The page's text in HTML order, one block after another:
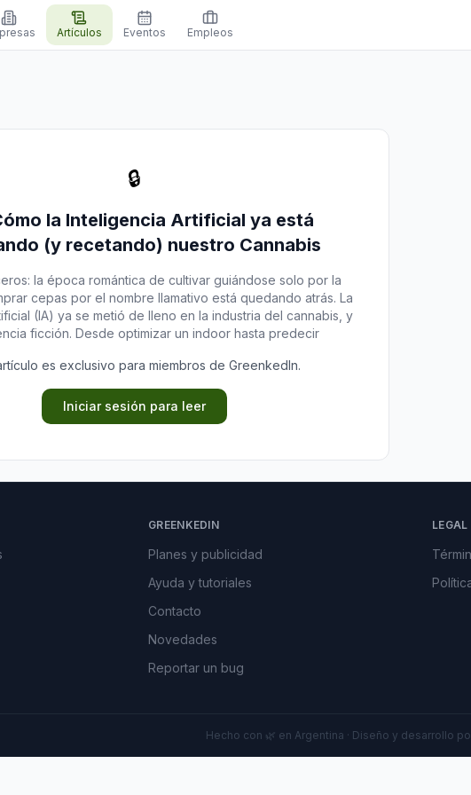
Artículos Eventos Empleos
🔒
la Inteligencia Artificial ya está
(y recetando) nuestro Cannabis
la época romántica de cultivar guiándose solo por la
cepas por el nombre llamativo está quedando atrás. La
(IA) ya se metió de lleno en la industria del cannabis, y
ficción. Desde optimizar un indoor hasta predecir
es exclusivo para miembros de GreenkedIn.
Iniciar sesión para leer
GREENKEDIN
Planes y publicidad
Ayuda y tutoriales
Contacto
Novedades
Reportar un bug
LEGAL
Hecho con 🌿 en Argentina · Diseño y desarrollo